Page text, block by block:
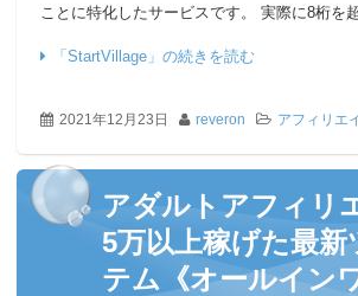
ことに特化したサービスです。 実際に8桁を
「StartVillage」の続きを読む
2021年12月23日 reveron アフィリエ
アダルトアフィリ
5万以上稼げた最新
テム《オールイン